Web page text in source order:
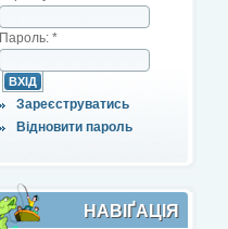
Пароль: *
Зареєструватись
Відновити пароль
НАВІҐАЦІЯ